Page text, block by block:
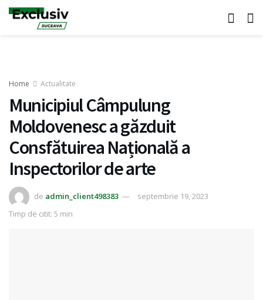
Home Actualitate
Municipiul Câmpulung
Moldovenesc a găzduit
Consfătuirea Națională a
Inspectorilor de arte
de admin_client498383
septembrie 19, 2023
Timp de citit: 5 min